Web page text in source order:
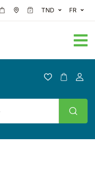
TND FR